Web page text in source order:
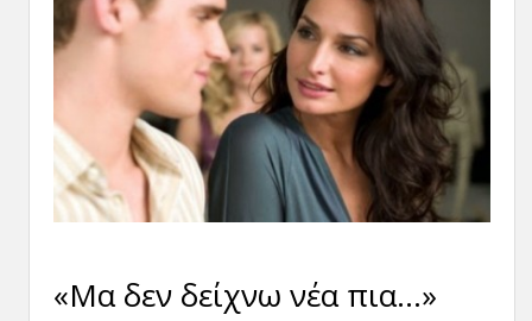
«Μα δεν δείχνω νέα πια…»